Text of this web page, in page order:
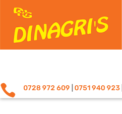
 0728 972 609 0751 940 923